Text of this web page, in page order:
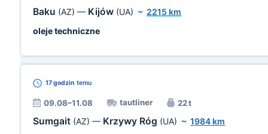
Baku (AZ) — Kijów (UA) ~ 2215 km
oleje techniczne
17 godzin temu
09.08–11.08 tautliner 22 t
Sumgait (AZ) — Krzywy Róg (UA) ~ 1984 km